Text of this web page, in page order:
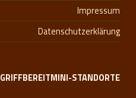
Impressum
Datenschutzerklärung
GRIFFBEREITMINI-STANDORTE